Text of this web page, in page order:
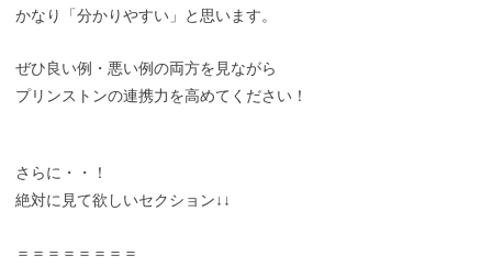
かなり「分かりやすい」と思います。
ぜひ良い例・悪い例の両方を見ながら
プリンストンの連携力を高めてください！
さらに・・！
絶対に見て欲しいセクション↓↓
＝＝＝＝＝＝＝＝